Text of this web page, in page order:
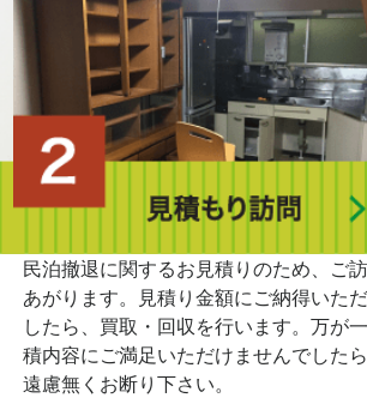
民泊撤退に関するお見積りのため、ご
あがります。見積り金額にご納得いた
したら、買取・回収を行います。万が
積内容にご満足いただけませんでした
遠慮無くお断り下さい。